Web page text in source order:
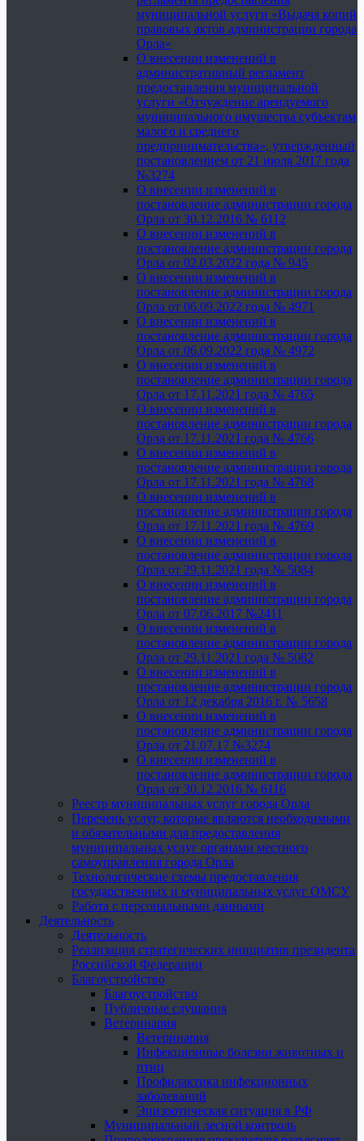
муниципальной услуги «Выдача копий
правовых актов администрации города
Орла»
О внесении изменений в
административный регламент
предоставления муниципальной
услуги «Отчуждение арендуемого
муниципального имущества субъектам
малого и среднего
предпринимательства», утвержденный
постановлением от 21 июля 2017 года
№3274
О внесении изменений в
постановление администрации города
Орла от 30.12.2016 № 6112
О внесении изменений в
постановление администрации города
Орла от 02.03.2022 года № 945
О внесении изменений в
постановление администрации города
Орла от 06.09.2022 года № 4971
О внесении изменений в
постановление администрации города
Орла от 06.09.2022 года № 4972
О внесении изменений в
постановление администрации города
Орла от 17.11.2021 года № 4765
О внесении изменений в
постановление администрации города
Орла от 17.11.2021 года № 4766
О внесении изменений в
постановление администрации города
Орла от 17.11.2021 года № 4768
О внесении изменений в
постановление администрации города
Орла от 17.11.2021 года № 4769
О внесении изменений в
постановление администрации города
Орла от 29.11.2021 года № 5084
О внесении изменений в
постановление администрации города
Орла от 07.06.2017 №2411
О внесении изменений в
постановление администрации города
Орла от 29.11.2021 года № 5082
О внесении изменений в
постановление администрации города
Орла от 12 декабря 2016 г. № 5658
О внесении изменений в
постановление администрации города
Орла от 21.07.17 №3274
О внесении изменений в
постановление администрации города
Орла от 30.12.2016 № 6116
Реестр муниципальных услуг города Орла
Перечень услуг, которые являются необходимыми
и обязательными для предоставления
муниципальных услуг органами местного
самоуправления города Орла
Технологические схемы предоставления
государственных и муниципальных услуг ОМСУ
Работа с персональными данными
Деятельность
Деятельность
Реализация стратегических инициатив президента
Российской Федерации
Благоустройство
Благоустройство
Публичные слушания
Ветеринария
Ветеринария
Инфекционные болезни животных и
птиц
Профилактика инфекционных
заболеваний
Эпизоотическая ситуация в РФ
Муниципальный лесной контроль